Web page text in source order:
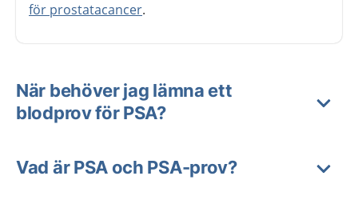
för prostatacancer.
När behöver jag lämna ett
blodprov för PSA?
Vad är PSA och PSA-prov?